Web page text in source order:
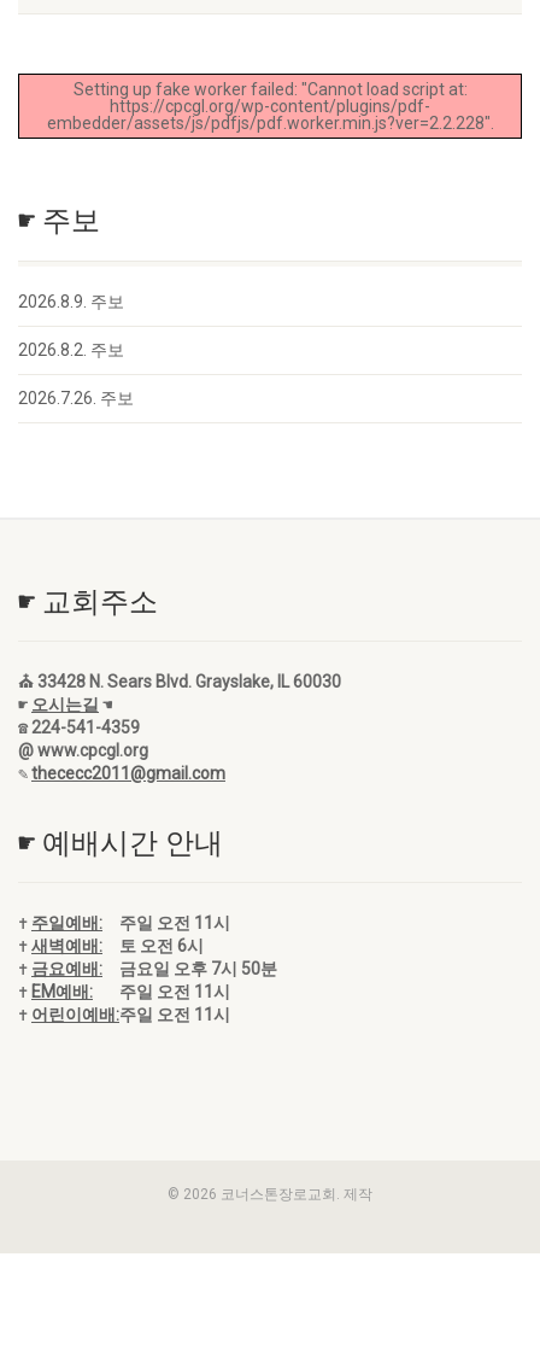
Setting up fake worker failed: "Cannot load script at:
https://cpcgl.org/wp-content/plugins/pdf-
embedder/assets/js/pdfjs/pdf.worker.min.js?ver=2.2.228".
☛ 주보
2026.8.9. 주보
2026.8.2. 주보
2026.7.26. 주보
☛ 교회주소
⛪ 33428 N. Sears Blvd. Grayslake, IL 60030
☛ 오시는길 ☚
☎ 224-541-4359
@ www.cpcgl.org
✎thececc2011@gmail.com
☛ 예배시간 안내
✝ 주일예배:
주일 오전 11시
✝새벽예배:
토 오전 6시
✝ 금요예배:
금요일 오후 7시 50분
✝ EM예배:
주일 오전 11시
✝ 어린이예배:주일 오전 11시
© 2026 코너스톤장로교회. 제작